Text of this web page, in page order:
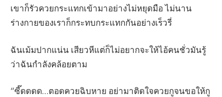
เขาก็รัวควยกระแทกเข้ามาอย่างไม่หยุดมือ ไม่นาน
ร่างกายของเราก็กระทบกระแทกกันอย่างเร็วรี่
ฉันเม้มปากแน่น เสียวหีแต่ก็ไม่อยากจะให้ไอ้คนชั่วมันรู้
ว่าฉันกำลังคล้อยตาม
“ซี๊ดดดด…ตอดควยฉิบหาย อย่ามาติดใจควยกูจนขอให้กู